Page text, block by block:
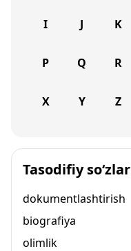
I J K
P Q R
X Y Z
Tasodifiy so‘zlar
dokumentlashtirish
biografiya
olimlik